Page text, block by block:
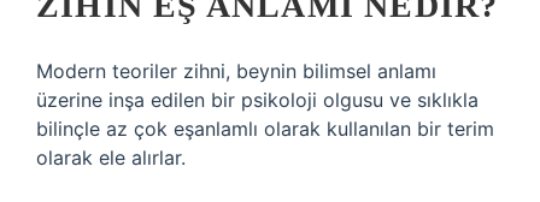
Modern teoriler zihni, beynin bilimsel anlamı
üzerine inşa edilen bir psikoloji olgusu ve sıklıkla
bilinçle az çok eşanlamlı olarak kullanılan bir terim
olarak ele alırlar.